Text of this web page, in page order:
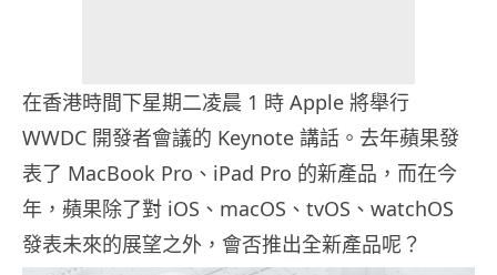
在香港時間下星期二凌晨 1 時 Apple 將舉行
WWDC 開發者會議的 Keynote 講話。去年蘋果發
表了 MacBook Pro、iPad Pro 的新產品，而在今
年，蘋果除了對 iOS、macOS、tvOS、watchOS
發表未來的展望之外，會否推出全新產品呢？